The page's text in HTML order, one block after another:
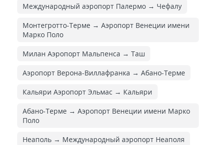
Международный аэропорт Палермо → Чефалу
Монтегротто-Терме → Аэропорт Венеции имени
Марко Поло
Милан Аэропорт Мальпенса → Таш
Аэропорт Верона-Виллафранка → Абано-Терме
Кальяри Аэропорт Эльмас → Кальяри
Абано-Терме → Аэропорт Венеции имени Марко
Поло
Неаполь → Международный аэропорт Неаполя